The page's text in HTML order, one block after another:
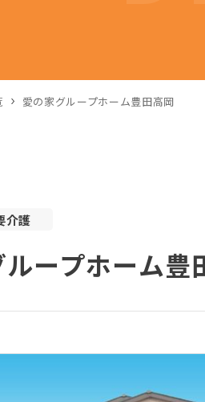
愛の家グループホーム豊田高岡
介護
ープホーム豊